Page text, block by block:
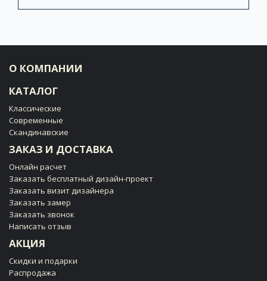
О КОМПАНИИ
КАТАЛОГ
Классические
Современные
Скандинавские
ЗАКАЗ И ДОСТАВКА
Онлайн расчет
Заказать бесплатный дизайн-проект
Заказать визит дизайнера
Заказать замер
Заказать звонок
Написать отзыв
АКЦИЯ
Скидки и подарки
Распродажа